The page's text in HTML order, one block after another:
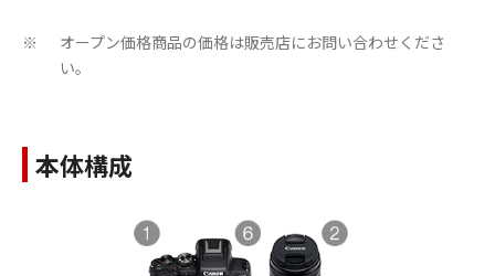
※
オープン価格商品の価格は販売店にお問い合わせくださ
い。
本体構成